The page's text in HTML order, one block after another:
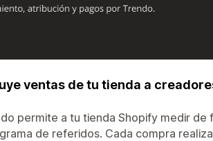
ventas de tu tienda a
permite a tu tienda Shopify medir
de referidos. Cada compra